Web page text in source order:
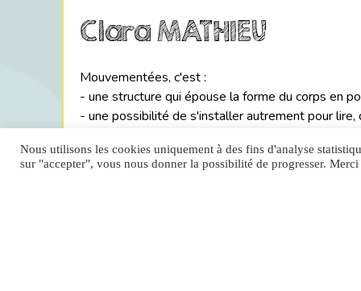
Clara MATHIEU
Mouvementées, c'est :
- une structure qui épouse la forme du corps en
- une possibilité de s'installer autrement pour lire,
Nous utilisons les cookies uniquement à des fins d'analyse
sur "accepter", vous nous donner la possibilité de progresser.